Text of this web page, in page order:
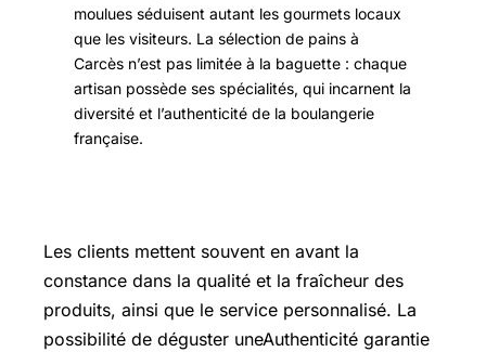
moulues séduisent autant les gourmets locaux
que les visiteurs. La sélection de pains à
Carcès n’est pas limitée à la baguette : chaque
artisan possède ses spécialités, qui incarnent la
diversité et l’authenticité de la boulangerie
française.
Les clients mettent souvent en avant la
constance dans la qualité et la fraîcheur des
produits, ainsi que le service personnalisé. La
possibilité de déguster uneAuthenticité garantie